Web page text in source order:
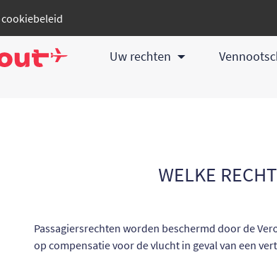
cookiebeleid
Uw rechten
WELKE
Passagiersrechten worden beschermd door de
op compensatie voor de vlucht in geval van een